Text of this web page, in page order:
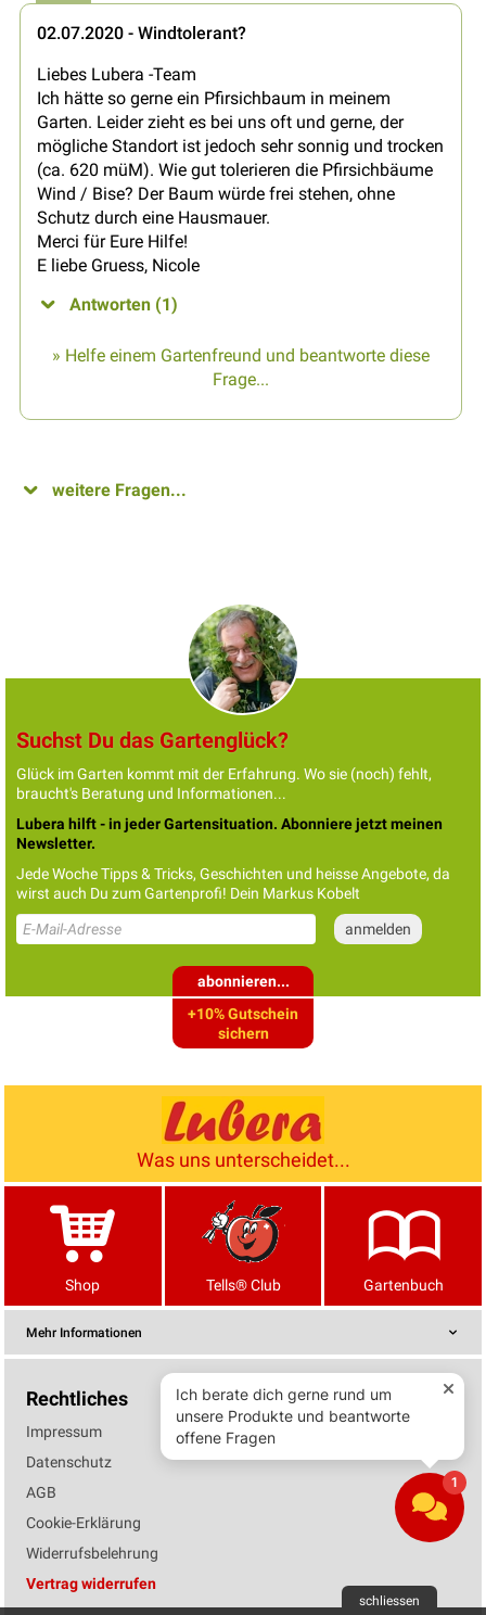
02.07.2020 - Windtolerant?
Liebes Lubera -Team
Ich hätte so gerne ein Pfirsichbaum in meinem
Garten. Leider zieht es bei uns oft und gerne, der
mögliche Standort ist jedoch sehr sonnig und trocken
(ca. 620 müM). Wie gut tolerieren die Pfirsichbäume
Wind / Bise? Der Baum würde frei stehen, ohne
Schutz durch eine Hausmauer.
Merci für Eure Hilfe!
E liebe Gruess, Nicole
Antworten (1)
» Helfe einem Gartenfreund und beantworte diese
Frage...
weitere Fragen...
Suchst Du das Gartenglück?
Glück im Garten kommt mit der Erfahrung. Wo sie (noch) fehlt,
braucht's Beratung und Informationen...
Lubera hilft - in jeder Gartensituation. Abonniere jetzt meinen
Newsletter.
Jede Woche Tipps & Tricks, Geschichten und heisse Angebote, da
wirst auch Du zum Gartenprofi! Dein Markus Kobelt
abonnieren...
+10% Gutschein
sichern
Was uns unterscheidet...
Shop Tells® Club Gartenbuch
Mehr Informationen
Rechtliches
Impressum
Datenschutz
AGB
Cookie-Erklärung
Widerrufsbelehrung
Vertrag widerrufen
schliessen